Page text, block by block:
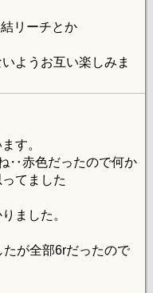
リーチとか
ようお互い楽しみま
す。
‥赤色だったので何か
てました
ました。
が全部6rだったので